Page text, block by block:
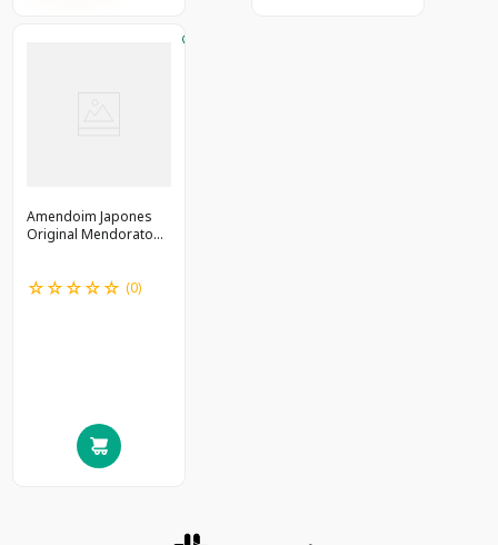
Amendoim Japones
Original Mendorato
☆☆☆☆☆ (0)